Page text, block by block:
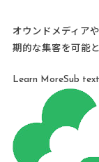
オウンドメディア
期的な集客を可能
Learn MoreSub text